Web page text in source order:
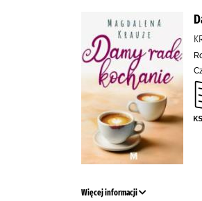
Więcej informacji